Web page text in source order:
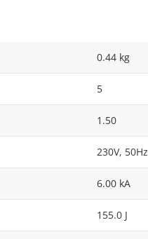
0.44 kg
5
1.50
230V, 50Hz
6.00 kA
155.0 J